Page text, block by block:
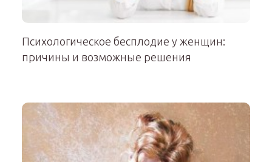
Психологическое бесплодие у женщин:
причины и возможные решения